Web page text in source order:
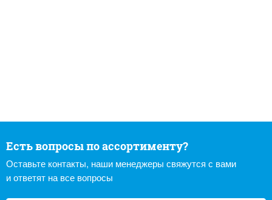
Есть вопросы по ассортименту?
Оставьте контакты, наши менеджеры свяжутся с вами
и ответят на все вопросы